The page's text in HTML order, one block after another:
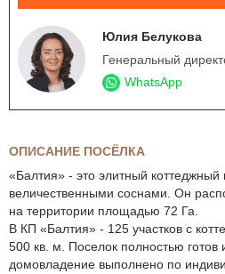
Юлия Белукова
Генеральный
WhatsApp
ОПИСАНИЕ ПОСЁЛКА
«Балтия» - это элитный
величественными соснами. Он
на территории площадью 72 Га.
В КП «Балтия» - 125 участков с
500 кв. м. Поселок полностью готов
домовладение выполнено по